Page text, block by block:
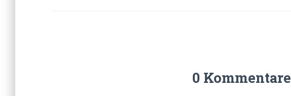
0 Kommentare